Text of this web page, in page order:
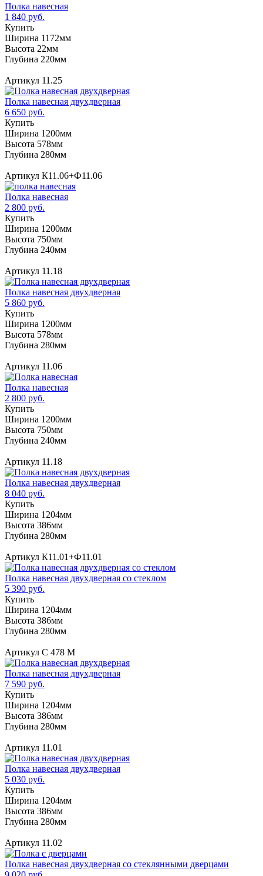
Полка навесная
1 840 руб.
Купить
Ширина 1172мм
Высота 22мм
Глубина 220мм
Артикул 11.25
Полка навесная двухдверная
6 650 руб.
Купить
Ширина 1200мм
Высота 578мм
Глубина 280мм
Артикул К11.06+Ф11.06
Полка навесная
2 800 руб.
Купить
Ширина 1200мм
Высота 750мм
Глубина 240мм
Артикул 11.18
Полка навесная двухдверная
5 860 руб.
Купить
Ширина 1200мм
Высота 578мм
Глубина 280мм
Артикул 11.06
Полка навесная
2 800 руб.
Купить
Ширина 1200мм
Высота 750мм
Глубина 240мм
Артикул 11.18
Полка навесная двухдверная
8 040 руб.
Купить
Ширина 1204мм
Высота 386мм
Глубина 280мм
Артикул К11.01+Ф11.01
Полка навесная двухдверная со стеклом
5 390 руб.
Купить
Ширина 1204мм
Высота 386мм
Глубина 280мм
Артикул С 478 М
Полка навесная двухдверная
7 590 руб.
Купить
Ширина 1204мм
Высота 386мм
Глубина 280мм
Артикул 11.01
Полка навесная двухдверная
5 030 руб.
Купить
Ширина 1204мм
Высота 386мм
Глубина 280мм
Артикул 11.02
Полка навесная двухдверная со стеклянными дверцами